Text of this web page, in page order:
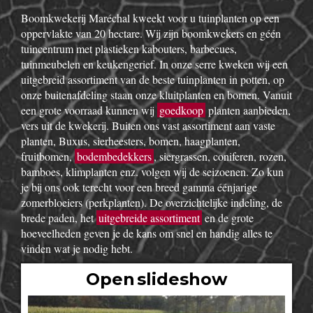
Boomkwekerij Maréchal kweekt voor u tuinplanten op een
oppervlakte van 20 hectare. Wij zijn boomkwekers en géén
tuincentrum met plastieken kabouters, barbecues,
tuinmeubelen en keukengerief. In onze serre kweken wij een
uitgebreid assortiment van de beste tuinplanten in potten, op
onze buitenafdeling staan onze kluitplanten en bomen. Vanuit
een grote voorraad kunnen wij goedkoop planten aanbieden,
vers uit de kwekerij. Buiten ons vast assortiment aan vaste
planten, Buxus, sierheesters, bomen, haagplanten,
fruitbomen,bodembedekkers, siergrassen, coniferen, rozen,
bamboes, klimplanten enz. volgen wij de seizoenen. Zo kun
je bij ons ook terecht voor een breed gamma éénjarige
zomerbloeiers (perkplanten). De overzichtelijke indeling, de
brede paden, hetuitgebreide assortiment en de grote
hoeveelheden geven je de kans om snel en handig alles te
vinden wat je nodig hebt.
Open slideshow